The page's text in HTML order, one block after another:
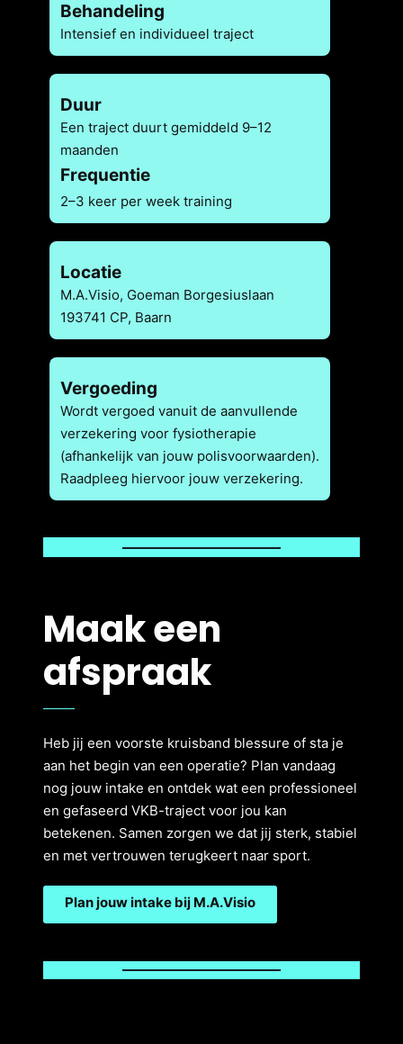
Behandeling
Intensief en individueel traject
Duur
Een traject duurt gemiddeld 9–12
maanden
Frequentie
2–3 keer per week training
Locatie
M.A.Visio, Goeman Borgesiuslaan
193741 CP, Baarn
Vergoeding
Wordt vergoed vanuit de aanvullende
verzekering voor fysiotherapie
(afhankelijk van jouw polisvoorwaarden).
Raadpleeg hiervoor jouw verzekering.
Maak een
afspraak
Heb jij een voorste kruisband blessure of sta je
aan het begin van een operatie? Plan vandaag
nog jouw intake en ontdek wat een professioneel
en gefaseerd VKB-traject voor jou kan
betekenen. Samen zorgen we dat jij sterk, stabiel
en met vertrouwen terugkeert naar sport.
Plan jouw intake bij M.A.Visio